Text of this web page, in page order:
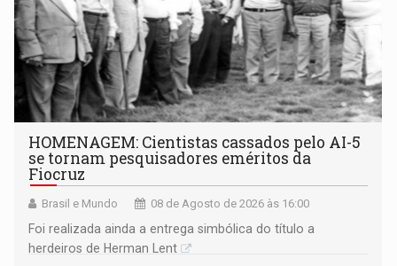
HOMENAGEM: Cientistas cassados pelo AI-5
se tornam pesquisadores eméritos da
Fiocruz
Brasil e Mundo 08 de Agosto de 2026 às 16:00
Foi realizada ainda a entrega simbólica do título a
herdeiros de Herman Lent